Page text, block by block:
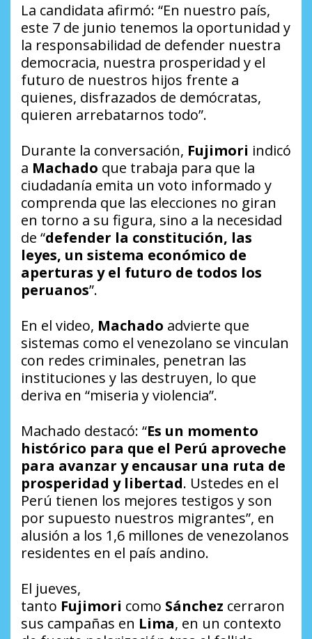
La candidata afirmó: “En nuestro país,
este 7 de junio tenemos la oportunidad y
la responsabilidad de defender nuestra
democracia, nuestra prosperidad y el
futuro de nuestros hijos frente a
quienes, disfrazados de demócratas,
quieren arrebatarnos todo”.
Durante la conversación, Fujimori indicó
a Machado que trabaja para que la
ciudadanía emita un voto informado y
comprenda que las elecciones no giran
en torno a su figura, sino a la necesidad
de “defender la constitución, las
leyes, un sistema económico de
aperturas y el futuro de todos los
peruanos”.
En el video, Machado advierte que
sistemas como el venezolano se vinculan
con redes criminales, penetran las
instituciones y las destruyen, lo que
deriva en “miseria y violencia”.
Machado destacó: “Es un momento
histórico para que el Perú aproveche
para avanzar y encausar una ruta de
prosperidad y libertad. Ustedes en el
Perú tienen los mejores testigos y son
por supuesto nuestros migrantes”, en
alusión a los 1,6 millones de venezolanos
residentes en el país andino.
El jueves,
tanto Fujimori como Sánchez cerraron
sus campañas en Lima, en un contexto